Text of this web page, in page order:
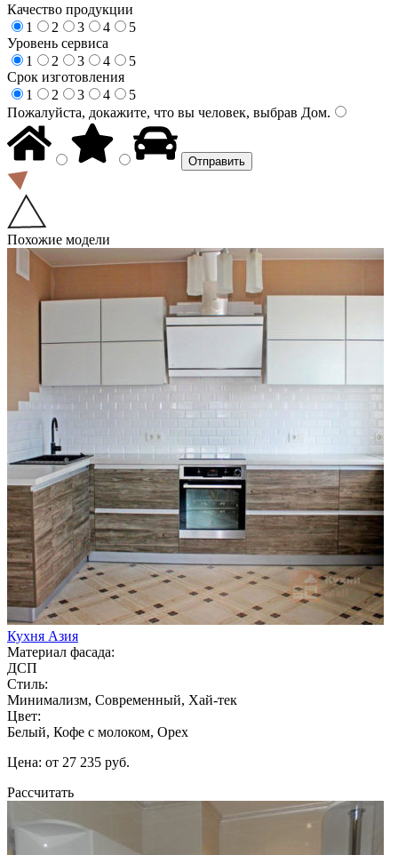
Качество продукции
1
2 3 4
5
Уровень сервиса
1
2 3 4
5
Срок изготовления
1
2 3 4
5
Пожалуйста, докажите, что вы человек, выбрав Дом.
Похожие модели
Кухня Азия
Материал фасада:
ДСП
Стиль:
Минимализм, Современный, Хай-тек
Цвет:
Белый, Кофе с молоком, Орех
Цена: от 27 235 руб.
Рассчитать